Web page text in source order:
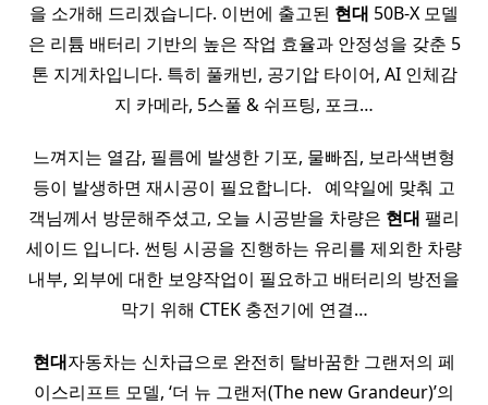
을 소개해 드리겠습니다. 이번에 출고된 현대 50B-X 모델
은 리튬 배터리 기반의 높은 작업 효율과 안정성을 갖춘 5
톤 지게차입니다. 특히 풀캐빈, 공기압 타이어, AI 인체감
지 카메라, 5스풀 & 쉬프팅, 포크…
느껴지는 열감, 필름에 발생한 기포, 물빠짐, 보라색변형
등이 발생하면 재시공이 필요합니다. ​ ​ 예약일에 맞춰 고
객님께서 방문해주셨고, 오늘 시공받을 차량은 현대 팰리
세이드 입니다. 썬팅 시공을 진행하는 유리를 제외한 차량
내부, 외부에 대한 보양작업이 필요하고 배터리의 방전을
막기 위해 CTEK 충전기에 연결…
현대자동차는 신차급으로 완전히 탈바꿈한 그랜저의 페
이스리프트 모델, ‘더 뉴 그랜저(The new Grandeur)’의